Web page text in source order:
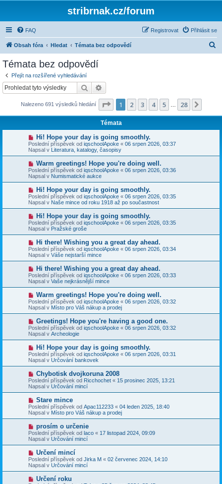
stribrnak.cz/forum
FAQ Přihlásit se
Registrovat
Obsah fóra Hledat Témata bez odpovědí
Témata bez odpovědí
Přejít na rozšířené vyhledávání
Hledat
Nalezeno 691 výsledků hledání Stránka z 28
1 2 3 4 5 28
Témata
N
o
v
ý
p
í
s
p
v
e
k
Hi! Hope your day is going smoothly.
Poslední příspěvek od iqschoolApoke « 06 srpen 2026, 03:37
Napsal v Literatura, katalogy, časopisy
N
o
v
ý
p
í
s
p
v
e
k
Warm greetings! Hope you're doing well.
Poslední příspěvek od iqschoolApoke « 06 srpen 2026, 03:36
Napsal v Numismatické aukce
N
o
v
ý
p
í
s
p
v
e
k
Hi! Hope your day is going smoothly.
Poslední příspěvek od iqschoolApoke « 06 srpen 2026, 03:35
Napsal v Naše mince od roku 1918 až po součastnost
N
o
v
ý
p
í
s
p
v
e
k
Hi! Hope your day is going smoothly.
Poslední příspěvek od iqschoolApoke « 06 srpen 2026, 03:35
Napsal v Pražské groše
N
o
v
ý
p
í
s
p
ě
v
e
k
Hi there! Wishing you a great day ahead.
Poslední příspěvek od iqschoolApoke « 06 srpen 2026, 03:34
Napsal v Váše nejstarší mince
N
o
v
ý
p
í
s
p
ě
v
e
k
Hi there! Wishing you a great day ahead.
Poslední příspěvek od iqschoolApoke « 06 srpen 2026, 03:33
Napsal v Vaše nejkrásnější mince
N
o
v
ý
í
s
p
v
e
k
Warm greetings! Hope you're doing well.
Poslední příspěvek od iqschoolApoke « 06 srpen 2026, 03:32
Napsal v Místo pro Váš nákup a prodej
N
o
v
ý
p
í
s
p
ě
v
e
k
Greetings! Hope you're having a good one.
Poslední příspěvek od iqschoolApoke « 06 srpen 2026, 03:32
Napsal v Archeologie
N
o
v
ý
í
s
p
ě
v
e
k
Hi! Hope your day is going smoothly.
Poslední příspěvek od iqschoolApoke « 06 srpen 2026, 03:31
Napsal v Určování bankovek
N
o
v
ý
p
í
s
p
ě
v
e
k
Chybotisk dvojkoruna 2008
Poslední příspěvek od Ricchochet « 15 prosinec 2025, 13:21
Napsal v Určování mincí
N
o
v
ý
í
s
p
ě
v
e
k
Stare mince
Poslední příspěvek od Apac112233 « 04 leden 2025, 18:40
Napsal v Místo pro Váš nákup a prodej
N
o
v
ý
p
í
s
p
ě
prosím o určenie
Poslední příspěvek od laco « 17 listopad 2024, 09:09
Napsal v Určování mincí
N
o
v
ý
p
Určení mincí
Poslední příspěvek od Jirka M « 02 červenec 2024, 14:10
Napsal v Určování mincí
NUrčení roku